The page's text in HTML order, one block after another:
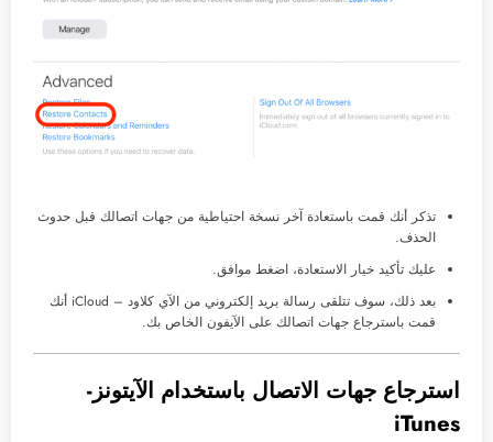
تذكر أنك قمت باستعادة آخر نسخة احتياطية من جهات اتصالك قبل حدوث
الحذف.
عليك تأكيد خيار الاستعادة، اضغط موافق.
بعد ذلك، سوف تتلقى رسالة بريد إلكتروني من الآي كلاود – iCloud أنك
قمت باسترجاع جهات اتصالك على الآيفون الخاص بك.
استرجاع جهات الاتصال باستخدام الآيتونز-
iTunes